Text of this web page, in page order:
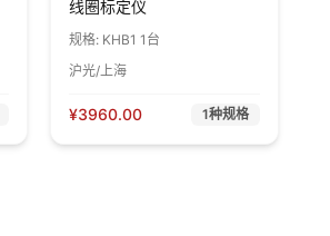
线圈标定仪
规格: KHB1 1台
沪光/上海
¥3960.00 1种规格